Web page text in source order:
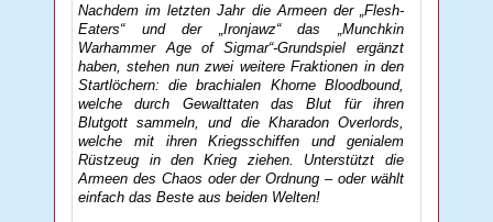
Nachdem im letzten Jahr die Armeen der „Flesh-
Eaters“ und der „Ironjawz“ das „Munchkin
Warhammer Age of Sigmar“-Grundspiel ergänzt
haben, stehen nun zwei weitere Fraktionen in den
Startlöchern: die brachialen Khorne Bloodbound,
welche durch Gewalttaten das Blut für ihren
Blutgott sammeln, und die Kharadon Overlords,
welche mit ihren Kriegsschiffen und genialem
Rüstzeug in den Krieg ziehen. Unterstützt die
Armeen des Chaos oder der Ordnung – oder wählt
einfach das Beste aus beiden Welten!